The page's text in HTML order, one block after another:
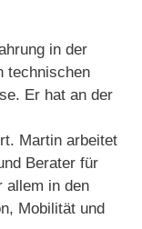
in der
technischen
Er hat an der
Martin arbeitet
Berater für
allem in den
Mobilität und